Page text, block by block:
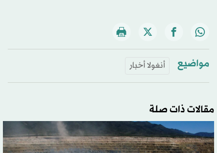
مواضيع أنغولا أخبار
مقالات ذات صلة